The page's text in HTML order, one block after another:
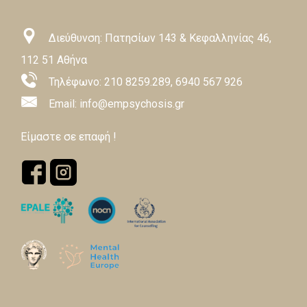
Διεύθυνση: Πατησίων 143 & Κεφαλληνίας 46,
112 51 Αθήνα
Τηλέφωνο: 210 8259.289, 6940 567 926
Email: info@empsychosis.gr
Είμαστε σε επαφή !